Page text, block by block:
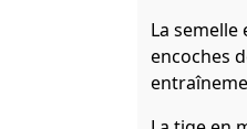
La
encoches